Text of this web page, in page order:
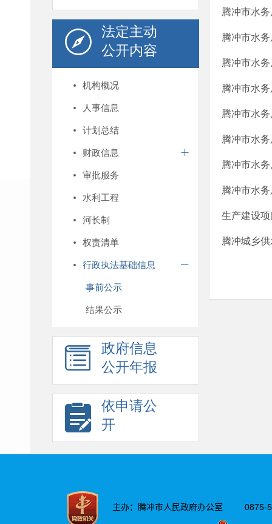
法定主动
公开内容
机构概况
人事信息
计划总结
财政信息
审批服务
水利工程
河长制
权责清单
行政执法基础信息
事前公示
结果公示
政府信息
公开年报
依申请公
开
腾冲市水
腾冲市水
腾冲市水
腾冲市水
腾冲市水
腾冲市水
腾冲市水
腾冲市水
生产建设
腾冲城乡